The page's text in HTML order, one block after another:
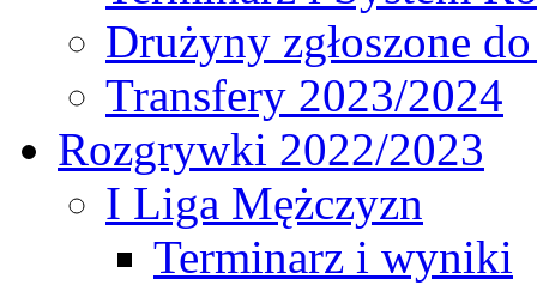
Drużyny zgłoszone
Transfery 2023/2024
Rozgrywki 2022/2023
I Liga Mężczyzn
Terminarz i wyniki